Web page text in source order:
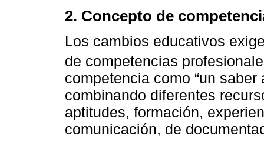
2. Concepto de
Los cambios educativos
de competencias
competencia como “un
combinando diferentes
aptitudes, formación,
comunicación, de